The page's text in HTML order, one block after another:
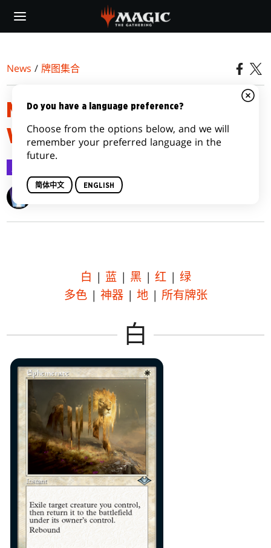
main
News / 牌图集合
MODERN HORIZONS 2
VARIANTS
Wizards of the Coast
白 | 蓝| 黑| 红| 绿
多色| 神器| 地| 所有牌张
白
Do you have a language preference?
Choose from the options below, and we will
remember your preferred language in the
future.
简体中文 ENGLISH